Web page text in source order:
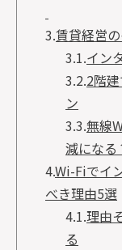
3.賃貸経営
3.1.イン
3.2.2階
ン
3.3.無線
減になる
4.Wi-Fiでイ
べき理由5選
4.1.理由
る